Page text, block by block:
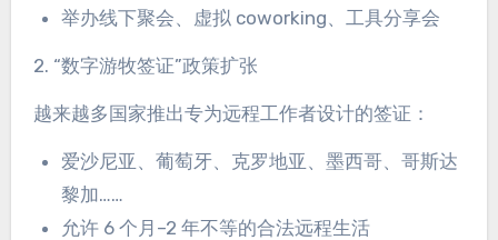
举办线下聚会、虚拟 coworking、工具分享会
2. “数字游牧签证”政策扩张
越来越多国家推出专为远程工作者设计的签证：
爱沙尼亚、葡萄牙、克罗地亚、墨西哥、哥斯达
黎加……
允许 6 个月–2 年不等的合法远程生活